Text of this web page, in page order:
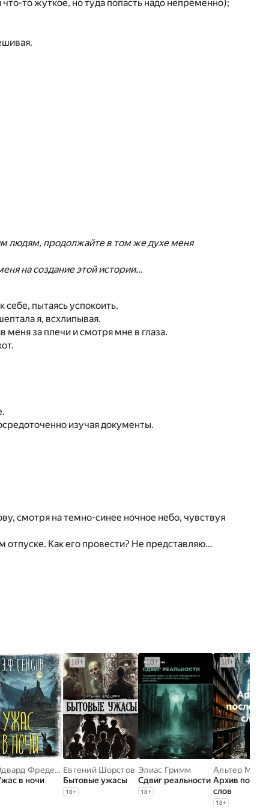
то жуткое, но туда попасть надо непременно);
людям, продолжайте в том же духе меня
на создание этой истории…
пытаясь успокоить.
я, всхлипывая.
за плечи и смотря мне в глаза.
изучая документы.
смотря на темно-синее ночное небо, чувствуя
Как его провести? Не представляю…
Эдвард Фредерик Бенсон
в ночи
Евгений Шорстов
Бытовые ужасы
18+
Элиас Гримм
Сдвиг реальности
18+
Альтер М.
Архив
слов
18+